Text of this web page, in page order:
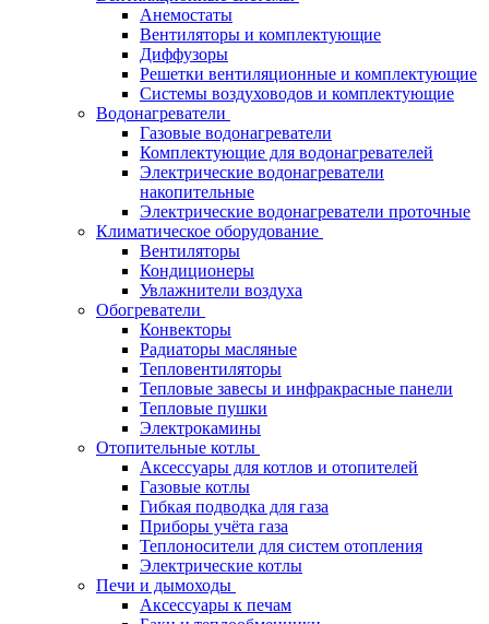
Анемостаты
Вентиляторы и комплектующие
Диффузоры
Решетки вентиляционные и комплектующие
Системы воздуховодов и комплектующие
Водонагреватели
Газовые водонагреватели
Комплектующие для водонагревателей
Электрические водонагреватели
накопительные
Электрические водонагреватели проточные
Климатическое оборудование
Вентиляторы
Кондиционеры
Увлажнители воздуха
Обогреватели
Конвекторы
Радиаторы масляные
Тепловентиляторы
Тепловые завесы и инфракрасные панели
Тепловые пушки
Электрокамины
Отопительные котлы
Аксессуары для котлов и отопителей
Газовые котлы
Гибкая подводка для газа
Приборы учёта газа
Теплоносители для систем отопления
Электрические котлы
Печи и дымоходы
Аксессуары к печам